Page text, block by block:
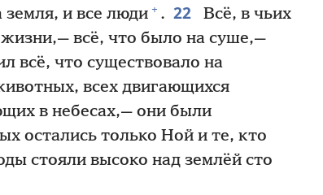
и все люди + . 22
Всё, в чьих
всё, что было на суше,—
всё, что существовало на
всех двигающихся
в небесах,— они были
остались только Ной и те, кто
стояли высоко над землёй сто